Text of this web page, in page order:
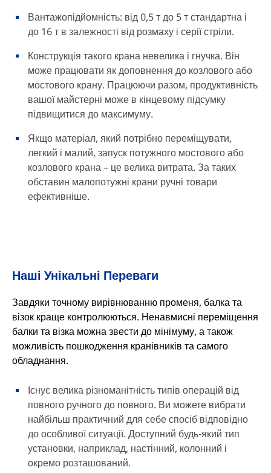
Вантажопідйомність: від 0,5 т до 5 т стандартна і
до 16 т в залежності від розмаху і серії стріли.
Конструкція такого крана невелика і гнучка. Він
може працювати як доповнення до козлового або
мостового крану. Працюючи разом, продуктивність
вашої майстерні може в кінцевому підсумку
підвищитися до максимуму.
Якщо матеріал, який потрібно переміщувати,
легкий і малий, запуск потужного мостового або
козлового крана – це велика витрата. За таких
обставин малопотужні крани ручні товари
ефективніше.
Наші Унікальні Переваги
Завдяки точному вирівнюванню променя, балка та
візок краще контролюються. Ненавмисні переміщення
балки та візка можна звести до мінімуму, а також
можливість пошкодження кранівників та самого
обладнання.
Існує велика різноманітність типів операцій від
повного ручного до повного. Ви можете вибрати
найбільш практичний для себе спосіб відповідно
до особливої ситуації. Доступний будь-який тип
установки, наприклад, настінний, колонний і
окремо розташований.